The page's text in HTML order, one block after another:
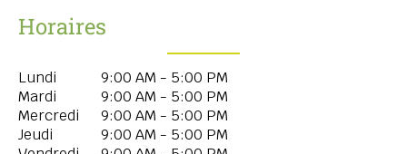
Horaires
Lundi
9:00 AM - 5:00 PM
Mardi
9:00 AM - 5:00 PM
Mercredi
9:00 AM - 5:00 PM
Jeudi
9:00 AM - 5:00 PM